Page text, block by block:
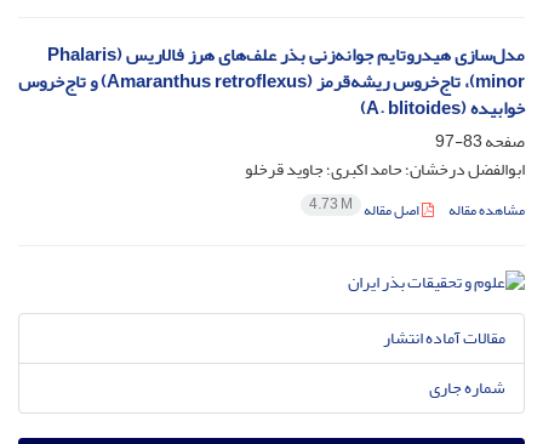
مدل‌سازی هیدروتایم جوانه‌‏زنی بذر علف‌های هرز فالاریس (Phalaris
minor)، تاج‌خروس ریشه‌‏قرمز (Amaranthus retroflexus) و تاج‌خروس
خوابیده (A. blitoides)
صفحه83-97
ابوالفضل درخشان؛ حامد اکبری؛ جاوید قرخلو
مشاهده مقاله اصل مقاله 4.73 M
مقالات آماده انتشار
شماره جاری